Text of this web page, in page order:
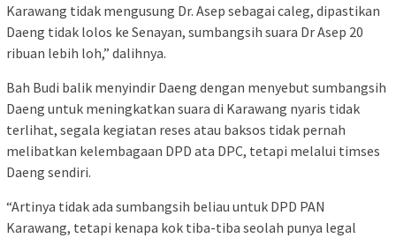
Karawang tidak mengusung Dr. Asep sebagai caleg, dipastikan
Daeng tidak lolos ke Senayan, sumbangsih suara Dr Asep 20
ribuan lebih loh,” dalihnya.
Bah Budi balik menyindir Daeng dengan menyebut sumbangsih
Daeng untuk meningkatkan suara di Karawang nyaris tidak
terlihat, segala kegiatan reses atau baksos tidak pernah
melibatkan kelembagaan DPD ata DPC, tetapi melalui timses
Daeng sendiri.
“Artinya tidak ada sumbangsih beliau untuk DPD PAN
Karawang, tetapi kenapa kok tiba-tiba seolah punya legal